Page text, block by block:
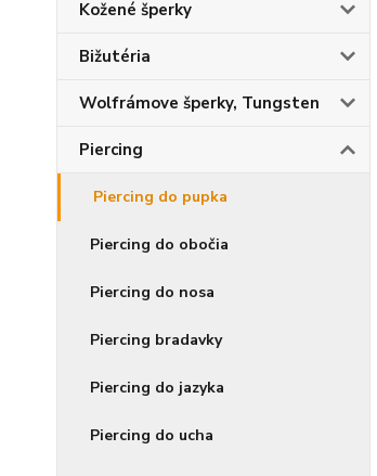
Kožené šperky
Bižutéria
Wolfrámove šperky, Tungsten
Piercing
Piercing do pupka
Piercing do obočia
Piercing do nosa
Piercing bradavky
Piercing do jazyka
Piercing do ucha